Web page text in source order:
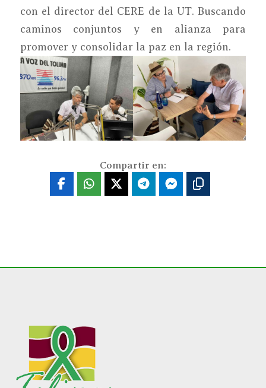
con el director del CERE de la UT. Buscando
caminos conjuntos y en alianza para
promover y consolidar la paz en la región.
Compartir en: